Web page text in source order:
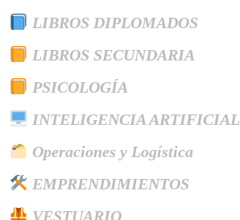
LIBROS DIPLOMADOS
LIBROS SECUNDARIA
PSICOLOGÍA
INTELIGENCIA ARTIFICIAL
Operaciones y Logística
EMPRENDIMIENTOS
VESTUARIO